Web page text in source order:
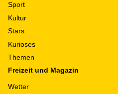
Sport
Kultur
Stars
Kurioses
Themen
Freizeit und Magazin
Wetter